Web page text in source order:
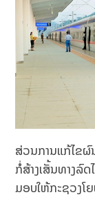
ສ່ວນການແກ້ໄຂ
ກໍ່ສ້າງເສັ້ນທາງລົ
ມອບໃຫ້ກະຊວງໂ